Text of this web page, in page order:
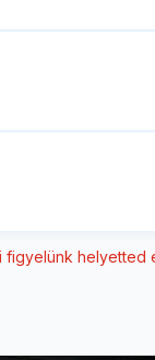
figyelünk helyetted